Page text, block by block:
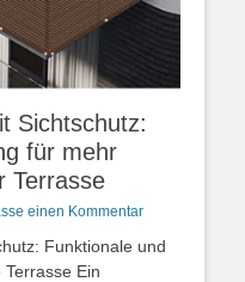
Sichtschutz:
für mehr
Terrasse
einen Kommentar
Funktionale und
Ein